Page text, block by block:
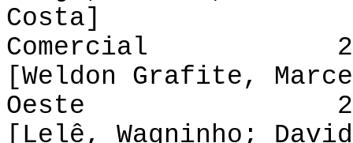
Costa]
Comercial 2-
[Weldon Grafite,
Oeste 2-1
[Lelê, Wagninho;